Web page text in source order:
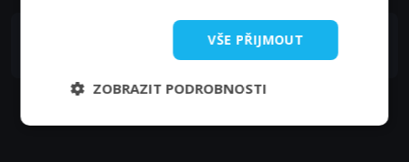
VŠE PŘIJMOUT
ZOBRAZIT PODROBNOSTI